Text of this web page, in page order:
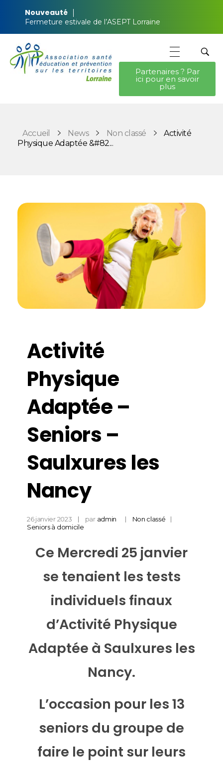
Nouveauté
Fermeture estivale de l’ASEPT Lorraine
Partenaires ? Par
ici pour en savoir
plus
Accueil News Non classé
Activité
Physique Adaptée &#82...
Activité
Physique
Adaptée –
Seniors –
Saulxures les
Nancy
26 janvier 2023 par admin
Non classé
Seniors à domicile
Ce Mercredi 25 janvier
se tenaient les tests
individuels finaux
d’Activité Physique
Adaptée à Saulxures les
Nancy.
L’occasion pour les 13
seniors du groupe de
faire le point sur leurs